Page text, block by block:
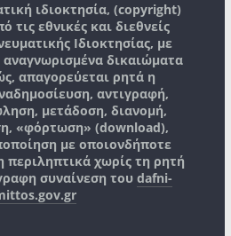
ιδιοκτησία, (copyright)
τις εθνικές και διεθνείς
Ιδιοκτησίας, με
δικαιώματα
απαγορεύεται ρητά η
αντιγραφή,
μετάδοση, διανομή,
«φόρτωση» (download),
με οποιονδήποτε
περιληπτικά χωρίς τη ρητή
συναίνεση του dafni-